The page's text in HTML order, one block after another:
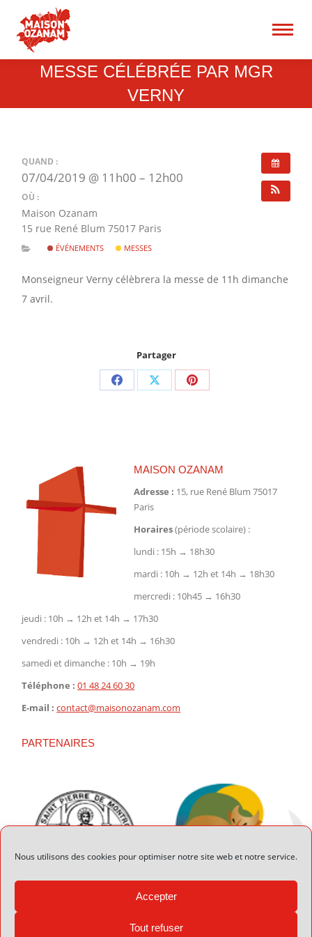
Nous utilisons des cookies pour optimiser notre site web et notre service.
Accepter
Tout refuser
:
MESSE CÉLÉBRÉE PAR MGR
VERNY
QUAND :
07/04/2019 @ 11h00 – 12h00
OÙ :
Maison Ozanam
15 rue René Blum 75017 Paris
ÉVÉNEMENTS MESSES
Monseigneur Verny célèbrera la messe de 11h dimanche
7 avril.
Partager
PartagerPartagerPartager
MAISON OZANAM
Adresse : 15, rue René Blum 75017
Paris
Horaires(période scolaire) :
lundi : 15h → 18h30
mardi : 10h → 12h et 14h → 18h30
mercredi : 10h45 → 16h30
jeudi : 10h → 12h et 14h → 17h30
vendredi : 10h → 12h et 14h → 16h30
samedi et dimanche : 10h → 19h
Téléphone : 01 48 24 60 30
E-mail : contact@maisonozanam.com
PARTENAIRES